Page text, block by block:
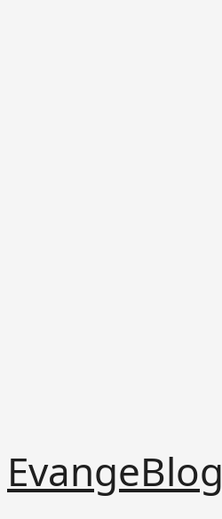
to
content
EvangeBlog